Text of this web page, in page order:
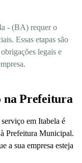
- (BA) requer o
Essas etapas são
legais e
na Prefeitura
em Itabela é
Prefeitura Municipal.
a sua empresa esteja